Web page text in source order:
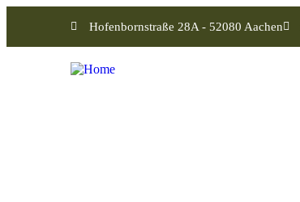
Hofenbornstraße 28A - 52080 Aachen